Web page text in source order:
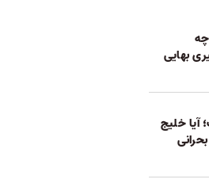
چه
بهایی
خلیج